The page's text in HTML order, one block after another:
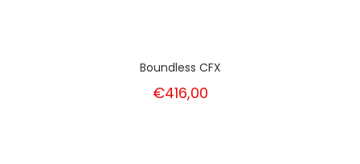
Boundless CFX
€416,00